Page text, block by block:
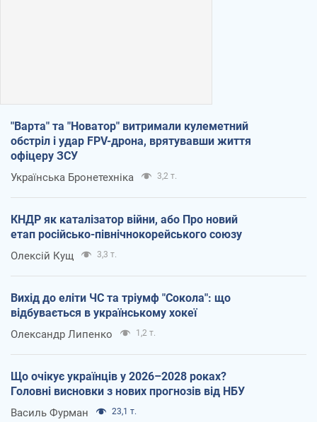
"Варта" та "Новатор" витримали кулеметний
обстріл і удар FPV-дрона, врятувавши життя
офіцеру ЗСУ
Українська Бронетехніка 3,2 т.
КНДР як каталізатор війни, або Про новий
етап російсько-північнокорейського союзу
Олексій Кущ 3,3 т.
Вихід до еліти ЧС та тріумф "Сокола": що
відбувається в українському хокеї
Олександр Липенко 1,2 т.
Що очікує українців у 2026–2028 роках?
Головні висновки з нових прогнозів від НБУ
Василь Фурман 23,1 т.